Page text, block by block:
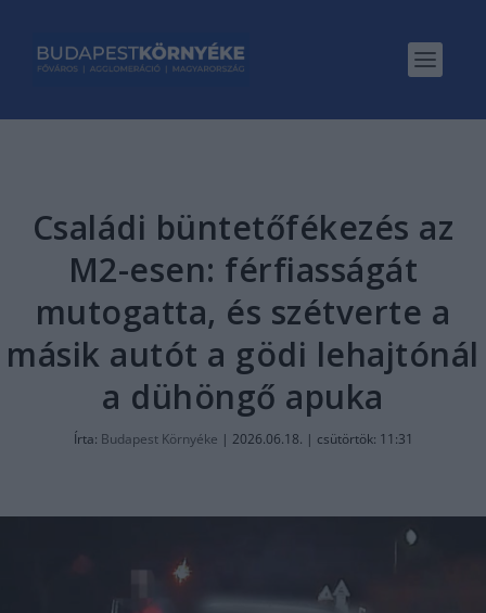
Családi büntetőfékezés az
M2-esen: férfiasságát
mutogatta, és szétverte a
másik autót a gödi lehajtónál
a dühöngő apuka
Írta: Budapest Környéke | 2026.06.18. | csütörtök: 11:31